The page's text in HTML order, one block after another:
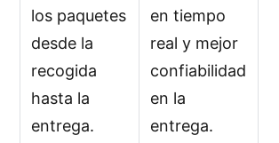
los paquetes
desde la
recogida
hasta la
entrega.
en tiempo
real y mejor
confiabilidad
en la
entrega.